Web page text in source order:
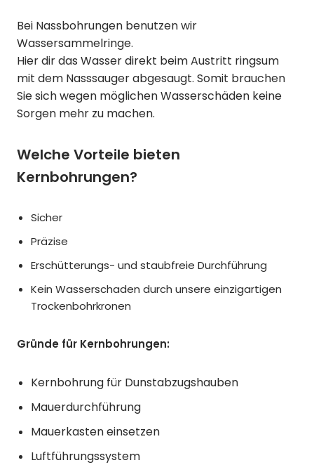
Bei Nassbohrungen benutzen wir
Wassersammelringe.
Hier dir das Wasser direkt beim Austritt ringsum
mit dem Nasssauger abgesaugt. Somit brauchen
Sie sich wegen möglichen Wasserschäden keine
Sorgen mehr zu machen.
Welche Vorteile bieten
Kernbohrungen?
Sicher
Präzise
Erschütterungs- und staubfreie Durchführung
Kein Wasserschaden durch unsere einzigartigen
Trockenbohrkronen
Gründe für Kernbohrungen:
Kernbohrung für Dunstabzugshauben
Mauerdurchführung
Mauerkasten einsetzen
Luftführungssystem